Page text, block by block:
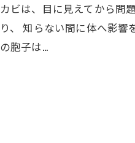
カビは、目に見えてから問
り、 知らない間に体へ影
の胞子は…